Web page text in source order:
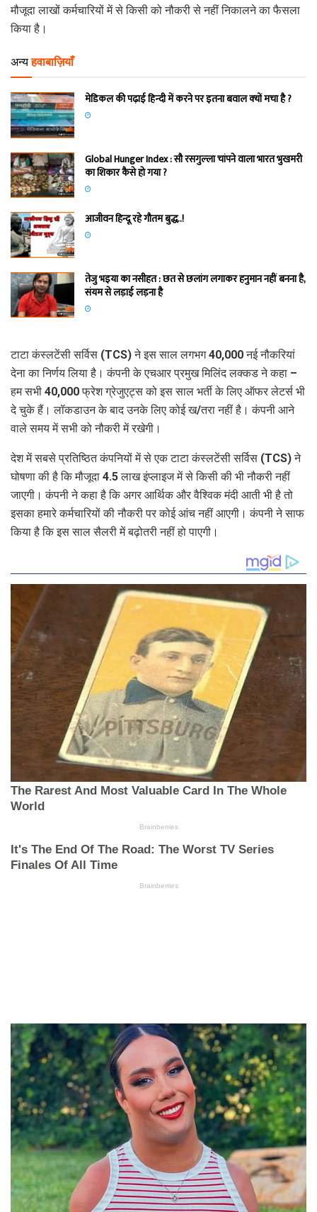
मौजूदा लाखों कर्मचारियों में से किसी को नौकरी से नहीं निकालने का फैसला
किया है।
अन्य हवाबाज़ियाँ
मेडिकल की पढ़ाई हिन्‍दी में करने पर इतना बवाल क्‍यों मचा है ?
Global Hunger Index : सौ रसगुल्‍ला चांपने वाला भारत भुखमरी
का शिकार कैसे हो गया ?
आजीवन हिन्दू रहे गौतम बुद्ध..!
तेजु भइया का नसीहत : छत से छलांग लगाकर हनुमान नहीं बनना है,
संयम से लड़ाई लड़ना है
टाटा कंस्लटेंसी सर्विस (TCS) ने इस साल लगभग 40,000 नई नौकरियां
देना का निर्णय लिया है। कंपनी के एचआर प्रमुख मिलिंद लक्कड ने कहा –
हम सभी 40,000 फ्रेश ग्रेजुएट्स को इस साल भर्ती के लिए ऑफर लेटर्स भी
दे चुके हैं। लॉकडाउन के बाद उनके लिए कोई ख/तरा नहीं है। कंपनी आने
वाले समय में सभी को नौकरी में रखेगी।
देश में सबसे प्रतिष्ठित कंपनियों में से एक टाटा कंस्लटेंसी सर्विस (TCS) ने
घोषणा की है कि मौजूदा 4.5 लाख इंप्लाइज में से किसी की भी नौकरी नहीं
जाएगी। कंपनी ने कहा है कि अगर आर्थिक और वैश्विक मंदी आती भी है तो
इसका हमारे कर्मचारियों की नौकरी पर कोई आंच नहीं आएगी। कंपनी ने साफ
किया है कि इस साल सैलरी में बढ़ोतरी नहीं हो पाएगी।